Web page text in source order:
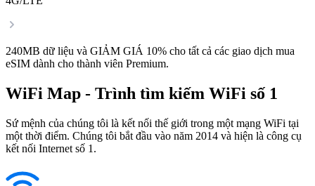
240MB dữ liệu và GIẢM GIÁ 10% cho tất cả các giao dịch mua
eSIM dành cho thành viên Premium.
WiFi Map - Trình tìm kiếm WiFi số 1
Sứ mệnh của chúng tôi là kết nối thế giới trong một mạng WiFi tại
một thời điểm. Chúng tôi bắt đầu vào năm 2014 và hiện là công cụ
kết nối Internet số 1.